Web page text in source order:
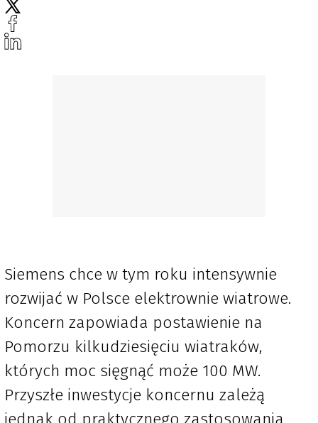
Siemens chce w tym roku intensywnie
rozwijać w Polsce elektrownie wiatrowe.
Koncern zapowiada postawienie na
Pomorzu kilkudziesięciu wiatraków,
których moc sięgnąć może 100 MW.
Przyszłe inwestycje koncernu zależą
jednak od praktycznego zastosowania